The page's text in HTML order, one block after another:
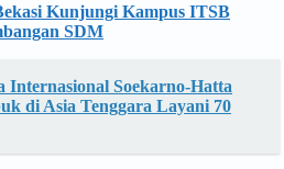
Kunjungi Kampus ITSB
SDM
Internasional Soekarno-Hatta
di Asia Tenggara Layani 70